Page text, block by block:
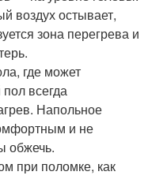
воздух остывает,
зона перегрева и
где может
всегда
Напольное
и не
обжечь.
при поломке, как